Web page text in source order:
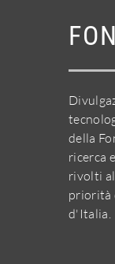
della
ricerca
rivolti
priorità
d'Italia.